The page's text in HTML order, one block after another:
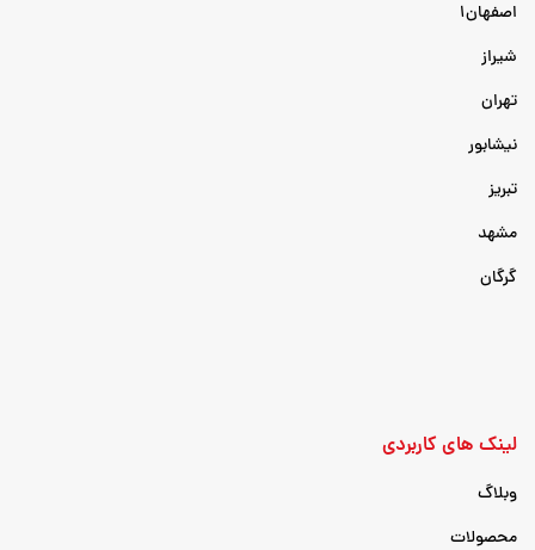
اصفهان۱
شیراز
تهران
نیشابور
تبریز
مشهد
گرگان
لینک های کاربردی
وبلاگ
محصولات